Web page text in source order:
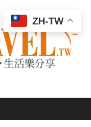
ZH-TW